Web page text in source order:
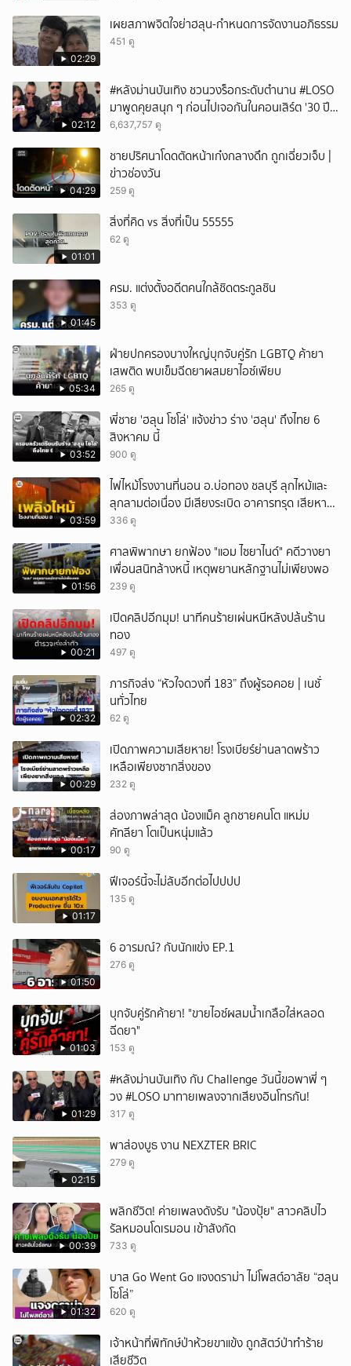
02:29
เผยสภาพจิตใจย่าฮลุน-กำหนดการจัดงานอภิธรรม
451 ดู
02:12
#หลังม่านบันเทิง ชวนวงร็อกระดับตำนาน #LOSO
มาพูดคุยสนุก ๆ ก่อนไปเจอกันในคอนเสิร์ต '30 ปี
LOSO นานเท่าไรก็รอ'
6,637,757 ดู
04:29
ชายปริศนาโดดตัดหน้าเก๋งกลางดึก ถูกเฉี่ยวเจ็บ |
ข่าวช่องวัน
259 ดู
01:01
สิ่งที่คิด vs สิ่งที่เป็น 55555
62 ดู
01:45
ครม. แต่งตั้งอดีตคนใกล้ชิดตระกูลชิน
353 ดู
05:34
ฝ่ายปกครองบางใหญ่บุกจับคู่รัก LGBTQ ค้ายา
เสพติด พบเข็มฉีดยาผสมยาไอซ์เพียบ
265 ดู
03:52
พี่ชาย 'ฮลุน โซโล่' แจ้งข่าว ร่าง 'ฮลุน' ถึงไทย 6
สิงหาคม นี้
900 ดู
03:59
ไฟไหม้โรงงานที่นอน อ.บ่อทอง ชลบุรี ลุกไหม้และ
ลุกลามต่อเนื่อง มีเสียงระเบิด อาคารทรุด เสียหาย
หนัก
336 ดู
01:56
ศาลพิพากษา ยกฟ้อง "แอม ไซยาไนด์" คดีวางยา
เพื่อนสนิทล้างหนี้ เหตุพยานหลักฐานไม่เพียงพอ
239 ดู
00:21
เปิดคลิปอีกมุม! นาทีคนร้ายเผ่นหนีหลังปล้uร้าน
ทอง
497 ดู
02:32
ภารกิจส่ง “หัวใจดวงที่ 183” ถึงผู้รอคอย | เนชั่
นทั่วไทย
62 ดู
00:29
เปิดภาพความเสียหาย! โรงเบียร์ย่านลาดพร้าว
เหลือเพียงซากสิ่งของ
232 ดู
00:17
ส่องภาพล่าสุด น้องแม็ค ลูกชายคนโต แหม่ม
คัทลียา โตเป็นหนุ่มแล้ว
90 ดู
01:17
ฟีเจอร์นี้จะไม่ลับอีกต่อไปปปป
135 ดู
01:50
6 อารมณ์? กับนักแข่ง EP.1
276 ดู
01:03
บุกจับคู่รักค้ายา! "ขายไอซ์ผสมน้ำเกลือใส่หลอด
ฉีดยา"
153 ดู
01:29
#หลังม่านบันเทิง กับ Challenge วันนี้ขอพาพี่ ๆ
วง #LOSO มาทายเพลงจากเสียงอินโทรกัน!
317 ดู
02:15
พาส่องบูธ งาน NEXZTER BRIC
279 ดู
00:39
พลิกชีวิต! ค่ายเพลงดังรับ "น้องปุ้ย" สาวคลิปไว
รัลหมอนโดเรมอน เข้าสังกัด
733 ดู
01:32
บาส Go Went Go แจงดราม่า ไม่โพสต์อาลัย “ฮลุน
โซโล่”
620 ดู
เจ้าหน้าที่พิทักษ์ป่าห้วยขาแข้ง ถูกสัตว์ป่าทำร้าย
เสียชีวิต